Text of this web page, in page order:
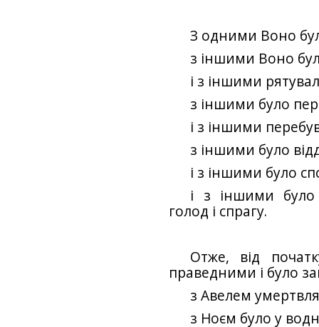
З одними Воно
з іншими Воно
і з іншими
з іншими було
і з іншими
з іншими було
і з іншими було
і з іншими
голод і спрагу.
Отже, від
праведними і було
з Авелем
з Ноєм було у